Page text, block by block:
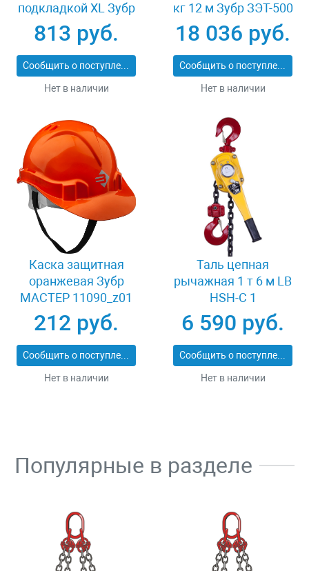
подкладкой XL Зубр
МАСТЕР 1135-XL
813 руб.
Сообщить о поступлении
Нет в наличии
кг 12 м Зубр ЗЭТ-500
18 036 руб.
Сообщить о поступлении
Нет в наличии
Каска защитная
оранжевая Зубр
МАСТЕР 11090_z01
212 руб.
Сообщить о поступлении
Нет в наличии
Таль цепная
рычажная 1 т 6 м LB
HSH-C 1
6 590 руб.
Сообщить о поступлении
Нет в наличии
Популярные в разделе